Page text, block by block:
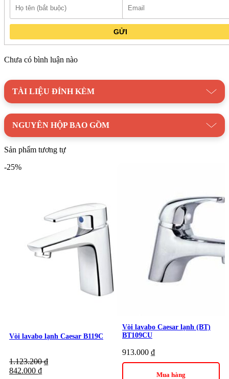
Với những ưu điểm nổi bật như trên, vòiLavabo Caesar
là một sản phẩm mà bạn không nên
bỏ qua. Hãy liên hệ ngay vớiKim Quốc Tiếnđể được tư vấn
CAESAR|Vòi Lavabo Lạnh CAESAR
GỬI
Chưa có bình luận nào
TÀI LIỆU ĐÍNH KÈM
NGUYÊN HỘP BAO GỒM
Sản phẩm tương tự
-25%
Vòi lavabo lạnh Caesar B119C
1.123.200₫
842.000 ₫
Vòi lavabo Caesar lạnh (BT)
BT109CU
913.000 ₫
Mua hàng